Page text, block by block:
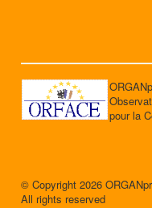
pour la
© Copyright 2026
All rights reserved